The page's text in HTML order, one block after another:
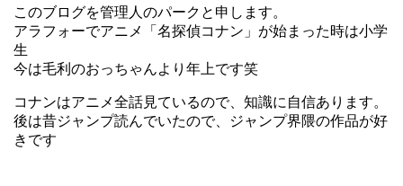
このブログを管理人のパークと申します。
アラフォーでアニメ「名探偵コナン」が始まった時は小学
生
今は毛利のおっちゃんより年上です笑
コナンはアニメ全話見ているので、知識に自信あります。
後は昔ジャンプ読んでいたので、ジャンプ界隈の作品が好
きです